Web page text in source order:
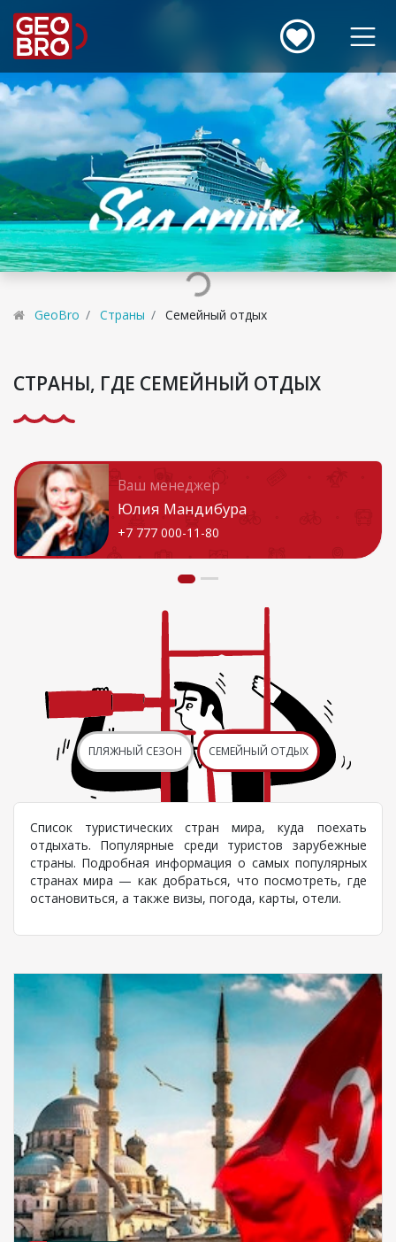
GeoBro Страны Семейный отдых
СТРАНЫ, ГДЕ СЕМЕЙНЫЙ ОТДЫХ
Список туристических стран мира, куда поехать
отдыхать. Популярные среди туристов зарубежные
страны. Подробная информация о самых популярных
странах мира — как добраться, что посмотреть, где
остановиться, а также визы, погода, карты, отели.
Ваш менеджер
Юлия Мандибура
+7 777 000-11-80
ПЛЯЖНЫЙ СЕЗОН СЕМЕЙНЫЙ ОТДЫХ